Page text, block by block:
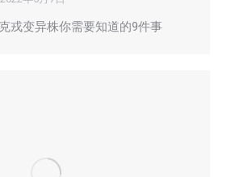
戎变异株你需要知道的9件事